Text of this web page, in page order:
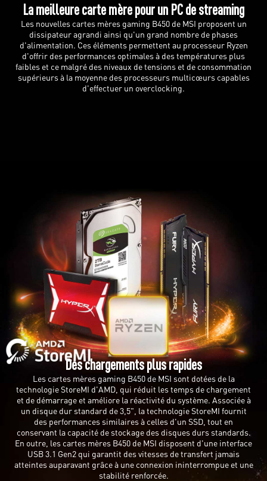
La meilleure carte mère pour un PC de streaming
Les nouvelles cartes mères gaming B450 de MSI proposent un
dissipateur agrandi ainsi qu'un grand nombre de phases
d'alimentation. Ces éléments permettent au processeur Ryzen
d'offrir des performances optimales à des températures plus
faibles et ce malgré des niveaux de tensions et de consommation
supérieurs à la moyenne des processeurs multicœurs capables
d'effectuer un overclocking.
Des chargements plus rapides
Les cartes mères gaming B450 de MSI sont dotées de la
technologie StoreMI d'AMD, qui réduit les temps de chargement
et de démarrage et améliore la réactivité du système. Associée à
un disque dur standard de 3,5", la technologie StoreMI fournit
des performances similaires à celles d'un SSD, tout en
conservant la capacité de stockage des disques durs standards.
En outre, les cartes mères B450 de MSI disposent d'une interface
USB 3.1 Gen2 qui garantit des vitesses de transfert jamais
atteintes auparavant grâce à une connexion ininterrompue et une
stabilité renforcée.